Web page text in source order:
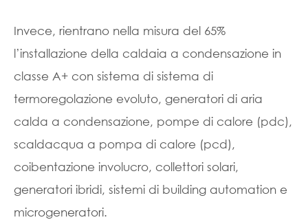
Invece, rientrano nella misura del 65%
l’installazione della caldaia a condensazione in
classe A+ con sistema di sistema di
termoregolazione evoluto, generatori di aria
calda a condensazione, pompe di calore (pdc),
scaldacqua a pompa di calore (pcd),
coibentazione involucro, collettori solari,
generatori ibridi, sistemi di building automation e
microgeneratori.